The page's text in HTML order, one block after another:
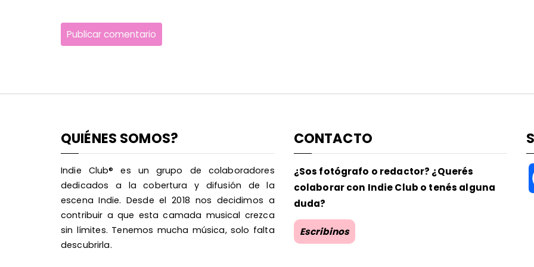
QUIÉNES SOMOS?
Indie Club® es un grupo de colaboradores
dedicados a la cobertura y difusión de la
escena Indie. Desde el 2018 nos decidimos a
contribuir a que esta camada musical crezca
sin límites. Tenemos mucha música, solo falta
descubrirla.
CONTACTO
¿Sos fotógrafo o redactor? ¿Querés
colaborar con Indie Club o tenés alguna
duda?
Escribinos